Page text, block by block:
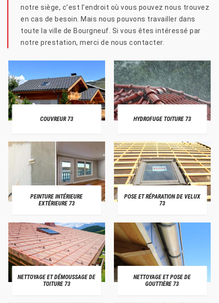
notre siège, c’est l’endroit où vous pouvez nous trouvez
en cas de besoin. Mais nous pouvons travailler dans
toute la ville de Bourgneuf. Si vous êtes intéressé par
notre prestation, merci de nous contacter.
COUVREUR 73 HYDROFUGE TOITURE 73
PEINTURE INTÉRIEURE
EXTÉRIEURE 73
POSE ET RÉPARATION DE VELUX
73
NETTOYAGE ET DÉMOUSSAGE DE
TOITURE 73
NETTOYAGE ET POSE DE
GOUTTIÈRE 73